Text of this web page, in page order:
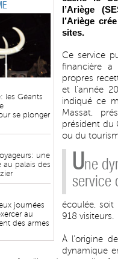
les Géants
se plonger
une
au palais des
journées
au
des armes
l’Ariège
l’Ariège
sites.
Ce service
financière a
propres
et l’année
indiqué ce
Massat,
président du
ou du
Une
service
écoulée, soit
918 visiteurs.
À l’origine
dynamique